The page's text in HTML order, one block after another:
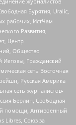
Бурятия, Uralic,
рабочих, ИстЧам
Развития,
Центр
Общество
Иеговы, Гражданский
сеть Восточная
Русская Америка
сеть журналистов-
Берлин, Свободная
помощи, Антивоенный
Libres, Союз за